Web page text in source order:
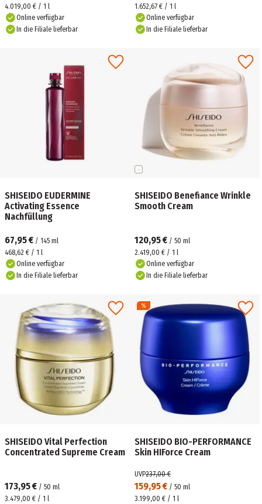
4.019,00 € / 1 l
Online verfügbar
In die Filiale lieferbar
1.652,67 € / 1 l
Online verfügbar
In die Filiale lieferbar
SHISEIDO EUDERMINE
Activating Essence
Nachfüllung
67,95 € / 145 ml
468,62 € / 1 l
Online verfügbar
In die Filiale lieferbar
SHISEIDO Benefiance Wrinkle
Smooth Cream
120,95 € / 50 ml
2.419,00 € / 1 l
Online verfügbar
In die Filiale lieferbar
SHISEIDO Vital Perfection
Concentrated Supreme Cream
173,95 € / 50 ml
3.479,00 € / 1 l
SHISEIDO BIO-PERFORMANCE
Skin HIForce Cream
159,95 € / 50 ml
UVP237,00 €
3.199,00 € / 1 l